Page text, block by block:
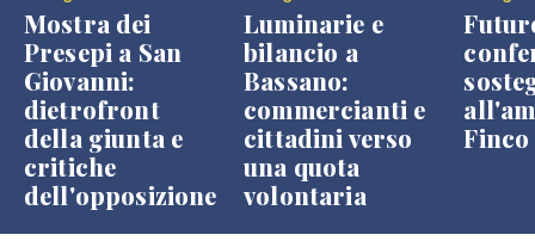
Mostra dei
Presepi a San
Giovanni:
dietrofront
della giunta e
critiche
dell'opposizione
Luminarie e
bilancio a
Bassano:
commercianti e
cittadini verso
una quota
volontaria
Finco